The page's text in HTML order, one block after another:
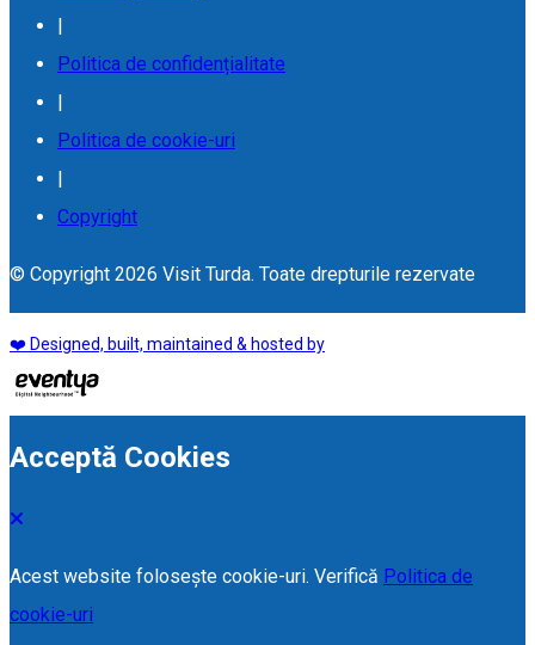
|
Politica de confidențialitate
|
Politica de cookie-uri
|
Copyright
© Copyright 2026 Visit Turda. Toate drepturile rezervate
❤️ Designed, built, maintained & hosted by
Acceptă Cookies
Acest website folosește cookie-uri. Verifică Politica de
cookie-uri